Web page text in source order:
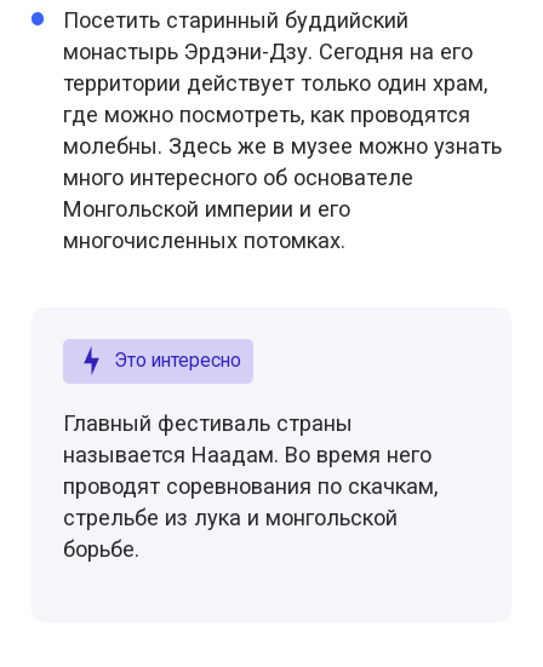
Посетить старинный буддийский
монастырь Эрдэни-Дзу. Сегодня на его
территории действует только один храм,
где можно посмотреть, как проводятся
молебны. Здесь же в музее можно узнать
много интересного об основателе
Монгольской империи и его
многочисленных потомках.
Это интересно
Главный фестиваль страны
называется Наадам. Во время него
проводят соревнования по скачкам,
стрельбе из лука и монгольской
борьбе.